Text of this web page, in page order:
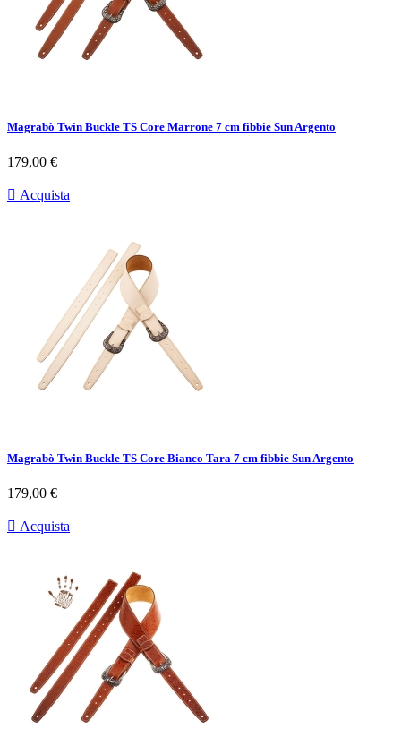
Magrabò Twin Buckle TS Core Marrone 7 cm fibbie Sun Argento
Prezzo
179,00 €
 Acquista
Magrabò Twin Buckle TS Core Bianco Tara 7 cm fibbie Sun Argento
Prezzo
179,00 €
 Acquista